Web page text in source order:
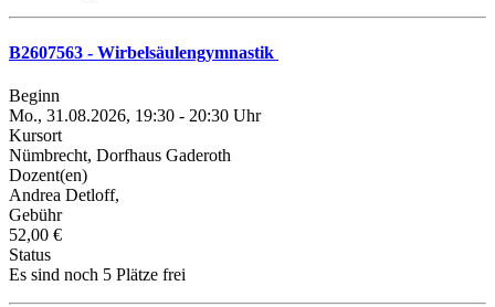
B2607563 - Wirbelsäulengymnastik
Beginn
Mo., 31.08.2026, 19:30 - 20:30 Uhr
Kursort
Nümbrecht, Dorfhaus Gaderoth
Dozent(en)
Andrea Detloff,
Gebühr
52,00 €
Status
Es sind noch 5 Plätze frei